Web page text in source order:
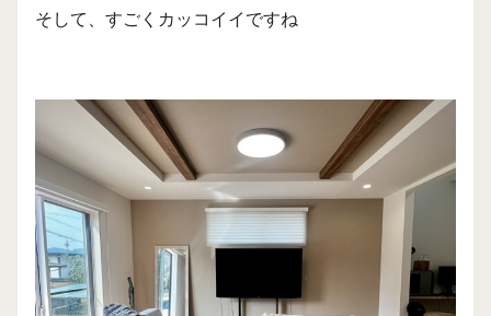
そして、すごくカッコイイですね